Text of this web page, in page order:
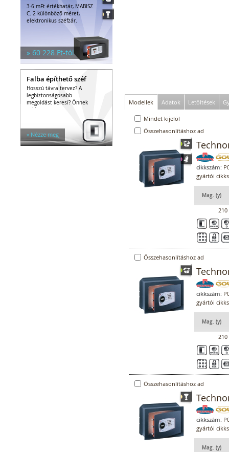
3-6 mFt értékhatár, MABISZ
C. 2 különböző méret,
elektronikus széfzár.
» 60 228 Ft-tól
Falba építhető széf
Hosszú távra tervez? A
legbiztonságosabb
megoldást keresi? Önnek
való a...
» Nézze meg
Modellek Adatok Letöltések
Mindet kijelöl
Összehasonlításhoz ad
cikkszám:
gyártói
Mag. (y)
210
Összehasonlításhoz ad
cikkszám:
gyártói
Mag. (y)
210
Összehasonlításhoz ad
cikkszám:
gyártói
Mag. (y)